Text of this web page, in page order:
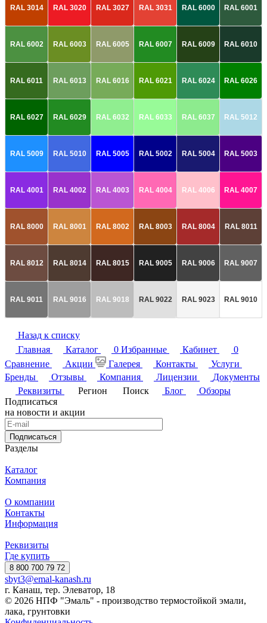
RAL 3014 RAL 3020 RAL 3027 RAL 3031 RAL 6000 RAL 6001
RAL 6002 RAL 6003 RAL 6005 RAL 6007 RAL 6009 RAL 6010
RAL 6011 RAL 6013 RAL 6016 RAL 6021 RAL 6024 RAL 6026
RAL 6027 RAL 6029 RAL 6032 RAL 6033 RAL 6037 RAL 5012
RAL 5009 RAL 5010 RAL 5005 RAL 5002 RAL 5004 RAL 5003
RAL 4001 RAL 4002 RAL 4003 RAL 4004 RAL 4006 RAL 4007
RAL 8000 RAL 8001 RAL 8002 RAL 8003 RAL 8004 RAL 8011
RAL 8012 RAL 8014 RAL 8015 RAL 9005 RAL 9006 RAL 9007
RAL 9011 RAL 9016 RAL 9018 RAL 9022 RAL 9023 RAL 9010
Назад к списку
Главная
Каталог 0 Избранные Кабинет
0
Сравнение
Акции Галерея Контакты
Услуги
Бренды
Отзывы Компания Лицензии
Документы
Реквизиты
Регион Поиск Блог
Обзоры
Подписаться
на новости и акции
Подписаться
Разделы
Каталог
Компания
О компании
Контакты
Информация
Реквизиты
Где купить
8 800 700 79 72
sbyt3@emal-kanash.ru
г. Канаш, тер. Элеватор, 18
© 2026 НПФ "Эмаль" - производство термостойкой эмали,
лака, грунтовки